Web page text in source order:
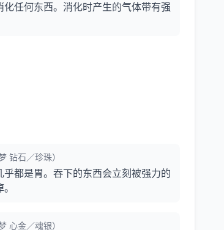
化任何东西。消化时产生的气体带有强
钻石／珍珠）
乎都是胃。吞下的东西会立刻被强力的
心金／魂银）